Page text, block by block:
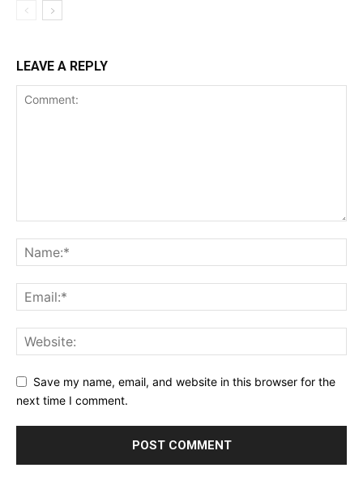
LEAVE A REPLY
Save my name, email, and website in this browser for the
next time I comment.